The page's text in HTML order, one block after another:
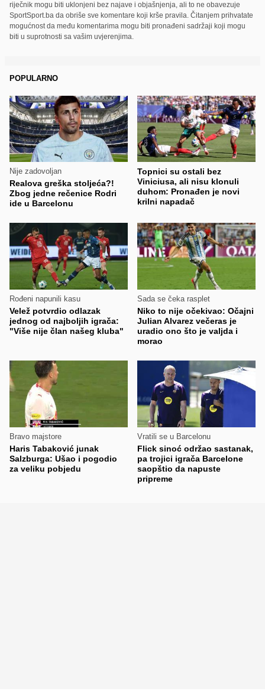
riječnik mogu biti uklonjeni bez najave i objašnjenja, ali to ne obavezuje
SportSport.ba da obriše sve komentare koji krše pravila. Čitanjem prihvatate
mogućnost da među komentarima mogu biti pronađeni sadržaji koji mogu
biti u suprotnosti sa vašim uvjerenjima.
POPULARNO
Nije zadovoljan
Realova greška stoljeća?!
Zbog jedne rečenice Rodri
ide u Barcelonu
Topnici su ostali bez
Viniciusa, ali nisu klonuli
duhom: Pronađen je novi
krilni napadač
Rođeni napunili kasu
Velež potvrdio odlazak
jednog od najboljih igrača:
"Više nije član našeg kluba"
Sada se čeka rasplet
Niko to nije očekivao: Očajni
Julian Alvarez večeras je
uradio ono što je valjda i
morao
Bravo majstore
Haris Tabaković junak
Salzburga: Ušao i pogodio
za veliku pobjedu
Vratili se u Barcelonu
Flick sinoć održao sastanak,
pa trojici igrača Barcelone
saopštio da napuste
pripreme